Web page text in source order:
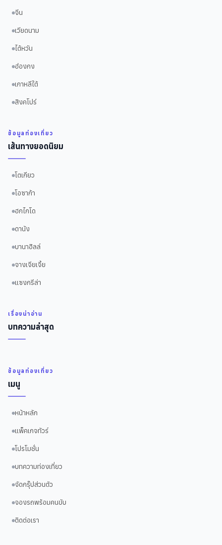
จีน
เวียดนาม
ไต้หวัน
ฮ่องกง
เกาหลีใต้
สิงคโปร์
ข้อมูลท่องเที่ยว
เส้นทางยอดนิยม
โตเกียว
โอซาก้า
ฮกไกโด
ดานัง
บานาฮิลล์
จางเจียเจี้ย
แซงกรีล่า
เรื่องน่าอ่าน
บทความล่าสุด
ข้อมูลท่องเที่ยว
เมนู
หน้าหลัก
แพ็คเกจทัวร์
โปรโมชั่น
บทความท่องเที่ยว
จัดกรุ๊ปส่วนตัว
จองรถพร้อมคนขับ
ติดต่อเรา